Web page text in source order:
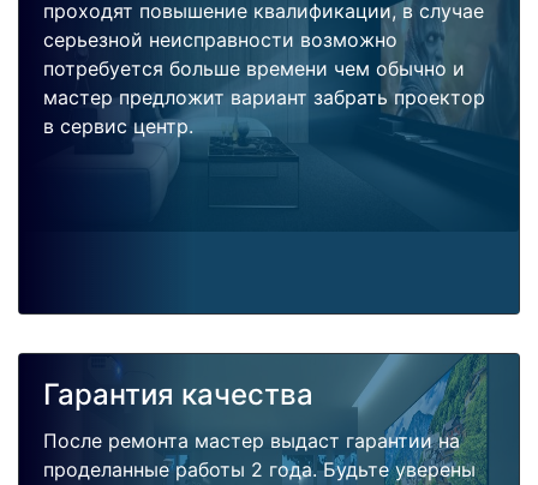
проходят повышение квалификации, в случае
серьезной неисправности возможно
потребуется больше времени чем обычно и
мастер предложит вариант забрать проектор
в сервис центр.
Гарантия качества
После ремонта мастер выдаст гарантии на
проделанные работы 2 года. Будьте уверены